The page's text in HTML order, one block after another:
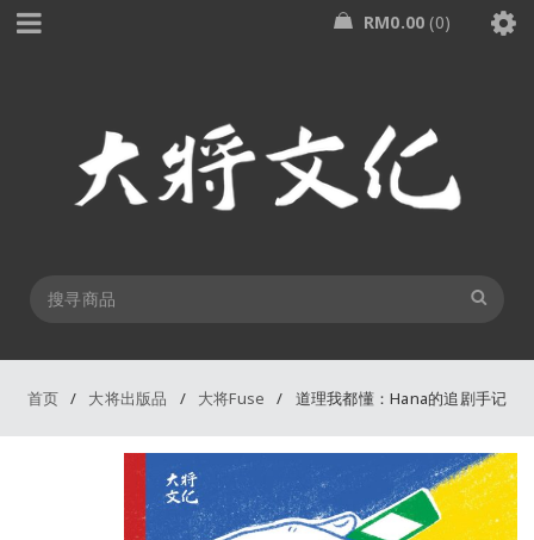
RM0.00 0
首页 / 大将出版品 / 大将Fuse / 道理我都懂：Hana的追剧手记